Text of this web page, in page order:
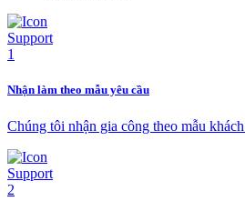
Nhận làm theo mẫu yêu cầu
Chúng tôi nhận gia công theo mẫu